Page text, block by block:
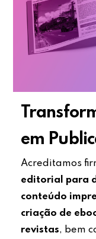
em
Acreditamos
editorial para
conteúdo
criação de
revistas, bem